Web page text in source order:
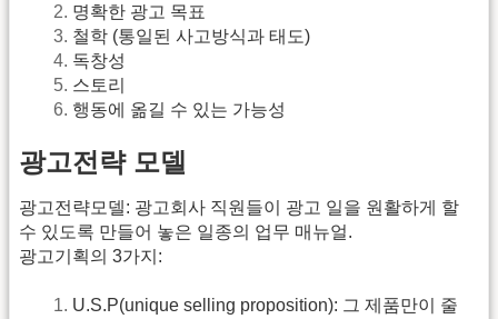
명확한 광고 목표
철학 (통일된 사고방식과 태도)
독창성
스토리
행동에 옮길 수 있는 가능성
광고전략 모델
광고전략모델: 광고회사 직원들이 광고 일을 원활하게 할
수 있도록 만들어 놓은 일종의 업무 매뉴얼.
광고기획의 3가지:
U.S.P(unique selling proposition): 그 제품만이 줄